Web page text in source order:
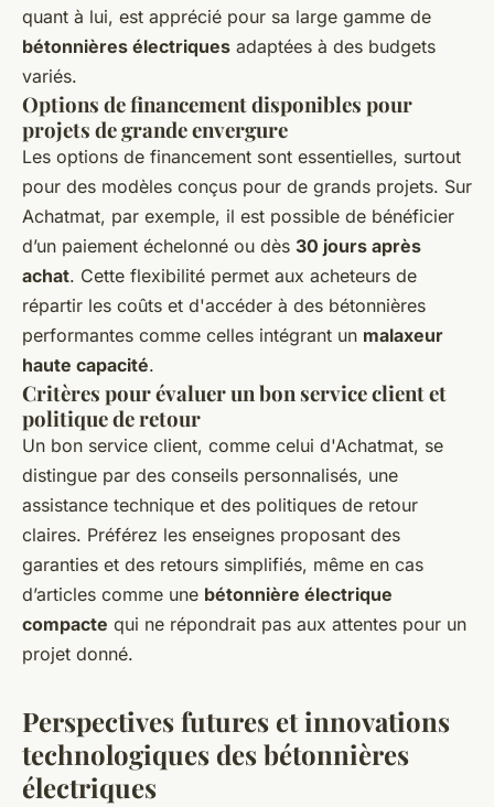
quant à lui, est apprécié pour sa large gamme de
bétonnières électriques adaptées à des budgets
variés.
Options de financement disponibles pour
projets de grande envergure
Les options de financement sont essentielles, surtout
pour des modèles conçus pour de grands projets. Sur
Achatmat, par exemple, il est possible de bénéficier
d’un paiement échelonné ou dès 30 jours après
achat. Cette flexibilité permet aux acheteurs de
répartir les coûts et d'accéder à des bétonnières
performantes comme celles intégrant un malaxeur
haute capacité.
Critères pour évaluer un bon service client et
politique de retour
Un bon service client, comme celui d'Achatmat, se
distingue par des conseils personnalisés, une
assistance technique et des politiques de retour
claires. Préférez les enseignes proposant des
garanties et des retours simplifiés, même en cas
d’articles comme une bétonnière électrique
compacte qui ne répondrait pas aux attentes pour un
projet donné.
Perspectives futures et innovations
technologiques des bétonnières
électriques